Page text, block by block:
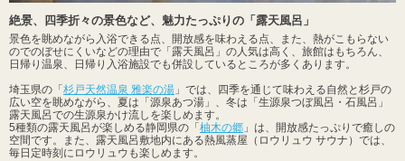
絶景、四季折々の景色など、魅力たっぷりの「露天風呂」
景色を眺めながら入浴できる点、開放感を味わえる点、また、熱がこもらない
のでのぼせにくいなどの理由で「露天風呂」の人気は高く、旅館はもちろん、
日帰り温泉、日帰り入浴施設でも併設しているところが多くあります。
埼玉県の「 杉戸天然温泉 雅楽の湯 」では、四季を通じて味わえる自然と杉戸の
広い空を眺めながら、夏は「源泉あつ湯」、冬は「生源泉つぼ風呂・石風呂」
露天風呂での生源泉かけ流しを楽しめます。
5種類の露天風呂が楽しめる静岡県の「 柚木の郷 」は、開放感たっぷりで癒しの
空間です。また、露天風呂敷地内にある熱風蒸屋（ロウリュウ サウナ）では、
毎日定時刻にロウリュウも楽しめます。